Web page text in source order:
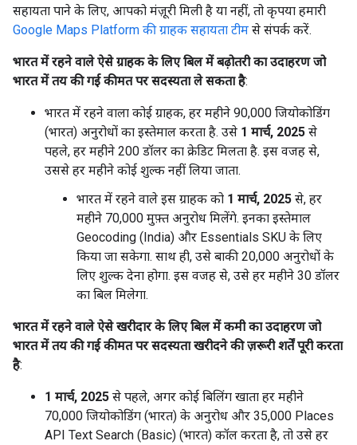
सहायता पाने के लिए, आपको मंज़ूरी मिली है या नहीं, तो कृपया हमारी
Google Maps Platform की ग्राहक सहायता टीम से संपर्क करें.
भारत में रहने वाले ऐसे ग्राहक के लिए बिल में बढ़ोतरी का उदाहरण जो
भारत में तय की गई कीमत पर सदस्यता ले सकता है:
भारत में रहने वाला कोई ग्राहक, हर महीने 90,000 जियोकोडिंग
(भारत) अनुरोधों का इस्तेमाल करता है. उसे 1 मार्च, 2025 से
पहले, हर महीने 200 डॉलर का क्रेडिट मिलता है. इस वजह से,
उससे हर महीने कोई शुल्क नहीं लिया जाता.
भारत में रहने वाले इस ग्राहक को 1 मार्च, 2025 से, हर
महीने 70,000 मुफ़्त अनुरोध मिलेंगे. इनका इस्तेमाल
Geocoding (India) और Essentials SKU के लिए
किया जा सकेगा. साथ ही, उसे बाकी 20,000 अनुरोधों के
लिए शुल्क देना होगा. इस वजह से, उसे हर महीने 30 डॉलर
का बिल मिलेगा.
भारत में रहने वाले ऐसे खरीदार के लिए बिल में कमी का उदाहरण जो
भारत में तय की गई कीमत पर सदस्यता खरीदने की ज़रूरी शर्तें पूरी करता
है:
1 मार्च, 2025 से पहले, अगर कोई बिलिंग खाता हर महीने
70,000 जियोकोडिंग (भारत) के अनुरोध और 35,000 Places
API Text Search (Basic) (भारत) कॉल करता है, तो उसे हर